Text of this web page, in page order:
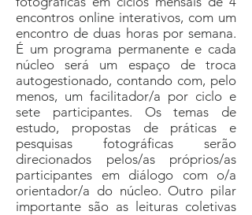
encontros online interativos, com um
encontro de duas horas por semana.
É um programa permanente e cada
núcleo será um espaço de troca
autogestionado, contando com, pelo
menos, um facilitador/a por ciclo e
sete participantes. Os temas de
estudo, propostas de práticas e
pesquisas fotográficas serão
direcionados pelos/as próprios/as
participantes em diálogo com o/a
orientador/a do núcleo. Outro pilar
importante são as leituras coletivas